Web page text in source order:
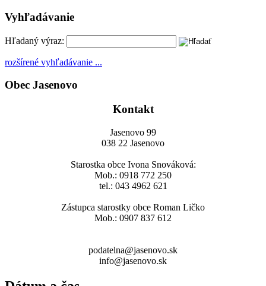
Vyhľadávanie
Hľadaný výraz:
rozšírené vyhľadávanie ...
Obec Jasenovo
Kontakt
Jasenovo 99
038 22 Jasenovo
Starostka obce Ivona Snováková:
Mob.: 0918 772 250
tel.: 043 4962 621
Zástupca starostky obce Roman Ličko
Mob.: 0907 837 612
podatelna@jasenovo.sk
info@jasenovo.sk